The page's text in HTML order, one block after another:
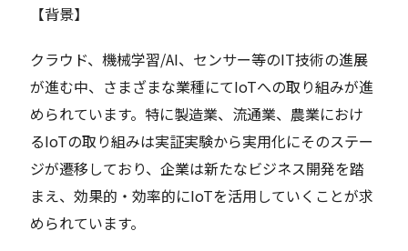
【背景】
クラウド、機械学習/AI、センサー等のIT技術の進展
が進む中、さまざまな業種にてIoTへの取り組みが進
められています。特に製造業、流通業、農業におけ
るIoTの取り組みは実証実験から実用化にそのステー
ジが遷移しており、企業は新たなビジネス開発を踏
まえ、効果的・効率的にIoTを活用していくことが求
められています。